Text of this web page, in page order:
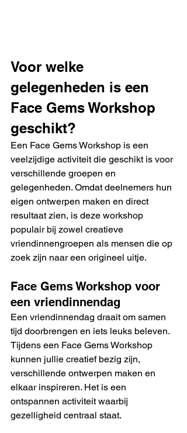
Voor welke
gelegenheden is een
Face Gems Workshop
geschikt?
Een Face Gems Workshop is een
veelzijdige activiteit die geschikt is voor
verschillende groepen en
gelegenheden. Omdat deelnemers hun
eigen ontwerpen maken en direct
resultaat zien, is deze workshop
populair bij zowel creatieve
vriendinnengroepen als mensen die op
zoek zijn naar een origineel uitje.
Face Gems Workshop voor
een vriendinnendag
Een vriendinnendag draait om samen
tijd doorbrengen en iets leuks beleven.
Tijdens een Face Gems Workshop
kunnen jullie creatief bezig zijn,
verschillende ontwerpen maken en
elkaar inspireren. Het is een
ontspannen activiteit waarbij
gezelligheid centraal staat.